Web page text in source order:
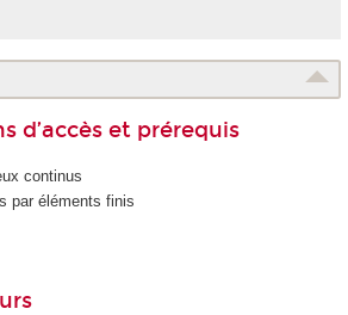
d’accès et prérequis
continus
par éléments finis